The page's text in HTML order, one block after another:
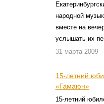
народной
вместе на
услышать их
31 марта 2009
15-летний
«Гамаюн»
15-летний